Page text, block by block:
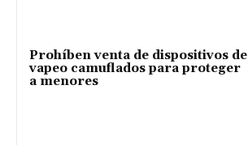
Prohíben venta de dispositivos de
vapeo camuflados para proteger
a menores